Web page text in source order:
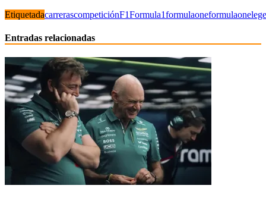
EtiquetadacarrerascompeticiónF1Formula1formulaone
Entradas relacionadas